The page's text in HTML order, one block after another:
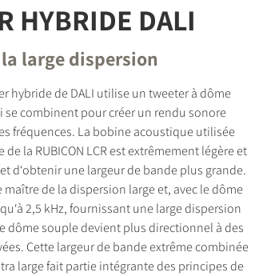
HYBRIDE DALI
large dispersion
hybride de DALI utilise un tweeter à dôme
combinent pour créer un rendu sonore
fréquences. La bobine acoustique utilisée
la RUBICON LCR est extrêmement légère et
d‘obtenir une largeur de bande plus grande.
maître de la dispersion large et, avec le dôme
2,5 kHz, fournissant une large dispersion
dôme souple devient plus directionnel à des
Cette largeur de bande extrême combinée
large fait partie intégrante des principes de